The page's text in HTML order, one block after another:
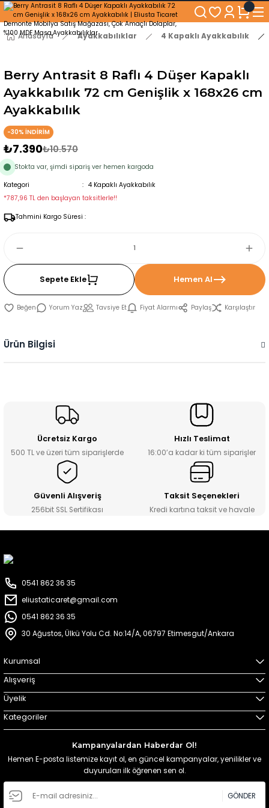
250₺ ve Üzeri Alışverişlerinizde KARGO BEDAVA!
5'er cm Aralıklarla 35 cm'den 100 cm'e kadar Genişliğe Sahip Dolaplar
% 100 Mdf Tekerlekli Masa ile Uzun Ömürlü ve Kolay Kullanım Konforu
Kaliteli hizmet, güvenli alışveriş ve satış sonrası destek
Anasayfa Ayakkabılıklar 4 Kapaklı Ayakkabılık
Berry Antrasit 8 Raflı 4 Düşer Kapaklı
Ayakkabılık 72 cm Genişlik x 168x26 cm
Ayakkabılık
-30% İNDİRİM
₺7.390₺10.570
Stokta var, şimdi sipariş ver hemen kargoda
Kategori
4 Kapaklı Ayakkabılık
*787,96 TL den başlayan taksitlerle!!
Tahmini Kargo Süresi :
Sepete Ekle Hemen Al
Yorum Yaz Tavsiye Et Fiyat Alarmı Paylaş Karşılaştır
Ürün Bilgisi
Ücretsiz Kargo
500 TL ve üzeri tüm siparişlerde
Hızlı Teslimat
16:00’a kadar ki tüm siparişler
Güvenli Alışveriş
256bit SSL Sertifikası
Taksit Seçenekleri
Kredi kartına taksit ve havale
0541 862 36 35
eliustaticaret@gmail.com
0541 862 36 35
30 Ağustos, Ülkü Yolu Cd. No:14/A, 06797 Etimesgut/Ankara
Kurumsal
Alışveriş
Üyelik
Kategoriler
Kampanyalardan Haberdar Ol!
Hemen E-posta listemize kayıt ol, en güncel kampanyalar, yenilikler ve
duyuruları ilk öğrenen sen ol.
GÖNDER